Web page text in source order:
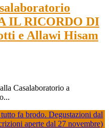
IL RICORDO DI
e Allawi Hisam
Casalaboratorio a